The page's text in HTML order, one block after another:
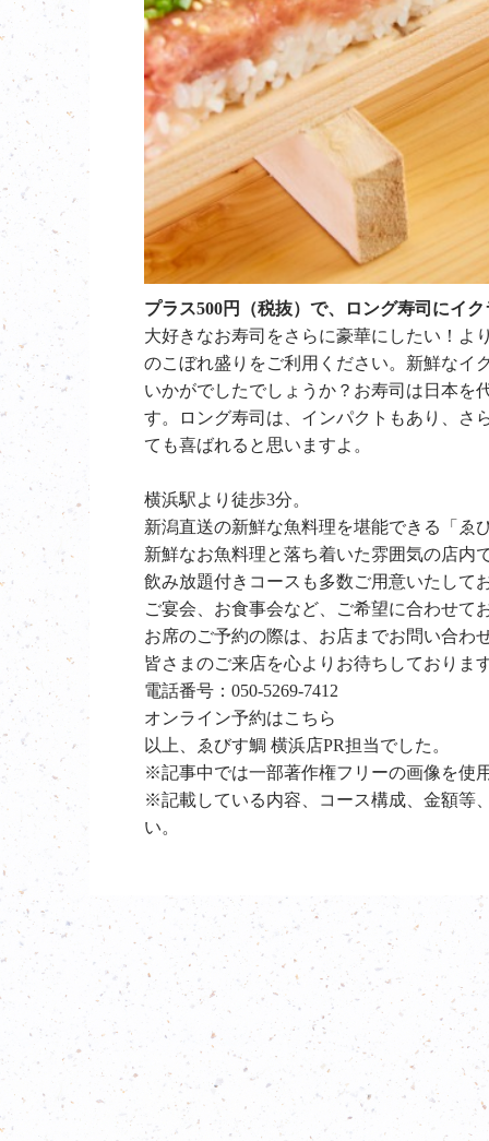
プラス500円（税抜）で、ロング寿司にイ
大好きなお寿司をさらに豪華にしたい！よ
のこぼれ盛りをご利用ください。新鮮なイ
いかがでしたでしょうか？お寿司は日本を
す。ロング寿司は、インパクトもあり、さ
ても喜ばれると思いますよ。
横浜駅より徒歩3分。
新潟直送の新鮮な魚料理を堪能できる「ゑ
新鮮なお魚料理と落ち着いた雰囲気の店内
飲み放題付きコースも多数ご用意いたして
ご宴会、お食事会など、ご希望に合わせて
お席のご予約の際は、お店までお問い合わ
皆さまのご来店を心よりお待ちしておりま
電話番号： 050-5269-7412
オンライン予約はこちら
以上、ゑびす鯛 横浜店PR担当でした。
※記事中では一部著作権フリーの画像を使
※記載している内容、コース構成、金額等
い。